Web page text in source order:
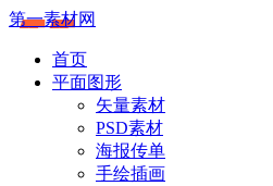
第一素材网
首页
平面图形
矢量素材
PSD素材
海报传单
手绘插画